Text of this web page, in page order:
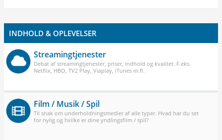
INDHOLD & OPLEVELSER
Streamingtjenester
Debat af streamingtjenester, priser, indhold og kvalitet. F.eks.
Netflix, HBO, TV2 Play, Viaplay, iTunes m.fl.
Film / Musik / Spil
Til snak om underholdningsmedier af alle typer. Hvad har du set
for nylig og hvilke er dine yndlingsfilm / spil?